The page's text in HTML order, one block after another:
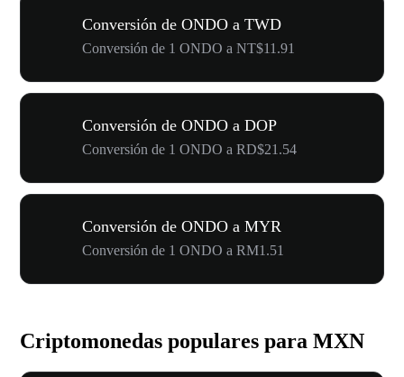
Conversión de ONDO a TWD
Conversión de 1 ONDO a NT$11.91
Conversión de ONDO a DOP
Conversión de 1 ONDO a RD$21.54
Conversión de ONDO a MYR
Conversión de 1 ONDO a RM1.51
Criptomonedas populares para MXN